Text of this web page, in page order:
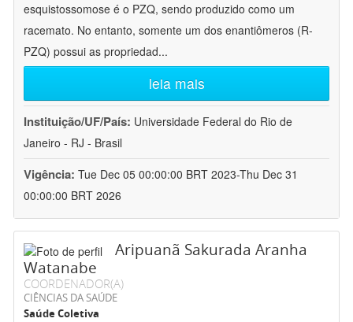
esquistossomose é o PZQ, sendo produzido como um
racemato. No entanto, somente um dos enantiômeros (R-
PZQ) possui as propriedad...
leia mais
Instituição/UF/País: Universidade Federal do Rio de
Janeiro - RJ - Brasil
Vigência: Tue Dec 05 00:00:00 BRT 2023-Thu Dec 31
00:00:00 BRT 2026
Aripuanã Sakurada Aranha
Watanabe
COORDENADOR(A)
CIÊNCIAS DA SAÚDE
Saúde Coletiva